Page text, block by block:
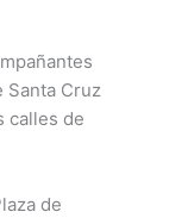
Santa Cruz
calles de
de